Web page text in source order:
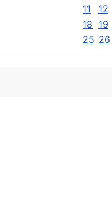
11
12
18 19
25 26